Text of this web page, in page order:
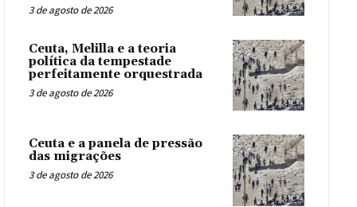
3 de agosto de 2026
Ceuta, Melilla e a teoria
política da tempestade
perfeitamente orquestrada
3 de agosto de 2026
Ceuta e a panela de pressão
das migrações
3 de agosto de 2026